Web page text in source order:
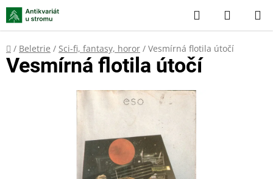
Přejít
na
obsah
Hledat
KOŠÍK
Domů
/ Beletrie / Sci-fi, fantasy, horor / Vesmírná flotila útočí
Vesmírná flotila útočí